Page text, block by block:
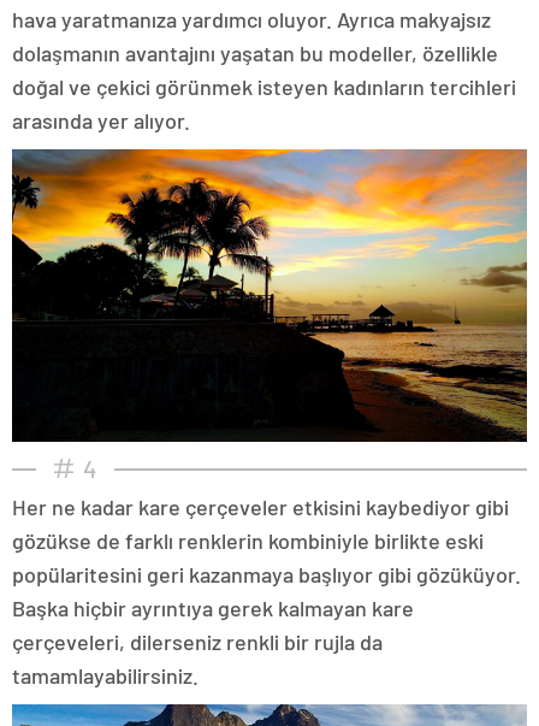
hava yaratmanıza yardımcı oluyor. Ayrıca makyajsız
dolaşmanın avantajını yaşatan bu modeller, özellikle
doğal ve çekici görünmek isteyen kadınların tercihleri
arasında yer alıyor.
4
Her ne kadar kare çerçeveler etkisini kaybediyor gibi
gözükse de farklı renklerin kombiniyle birlikte eski
popülaritesini geri kazanmaya başlıyor gibi gözüküyor.
Başka hiçbir ayrıntıya gerek kalmayan kare
çerçeveleri, dilerseniz renkli bir rujla da
tamamlayabilirsiniz.